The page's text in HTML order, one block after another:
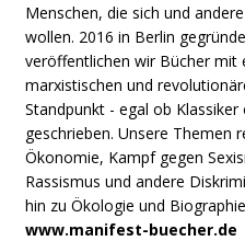
Menschen, die sich und
wollen. 2016 in Berlin
veröffentlichen wir Bücher mit
marxistischen und
Standpunkt - egal ob Klassiker
geschrieben. Unsere Themen
Ökonomie, Kampf gegen
Rassismus und andere
hin zu Ökologie und
www.manifest-buecher.de